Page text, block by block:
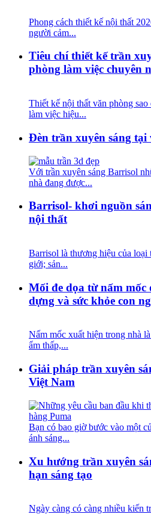
Phong cách thiết kế nội thất
người cảm...
Tiêu chí thiết kế trần
phòng làm việc chuyên
Thiết kế nội thất văn phòng
làm việc hiệu...
Đèn trần xuyên sáng
Với trần xuyên sáng Barrisol
nhà đang được...
Barrisol- khơi nguồn
nội thất
Barrisol là thương hiệu của loại
giới; sản...
Mối đe dọa từ nấm
dựng và sức khỏe con
Nấm mốc xuất hiện trong nhà
ẩm thấp,...
Giải pháp trần xuyên
Việt Nam
Bạn có bao giờ bước vào một
ánh sáng...
Xu hướng trần xuyên
hạn sáng tạo
Ngày càng có càng nhiều kiến